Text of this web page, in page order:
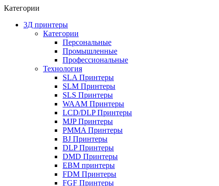
Категории
3Д принтеры
Категории
Персональные
Промышленные
Профессиональные
Технология
SLA Принтеры
SLM Принтеры
SLS Принтеры
WAAM Принтеры
LCD/DLP Принтеры
MJP Принтеры
PMMA Принтеры
BJ Принтеры
DLP Принтеры
DMD Принтеры
EBM принтеры
FDM Принтеры
FGF Принтеры